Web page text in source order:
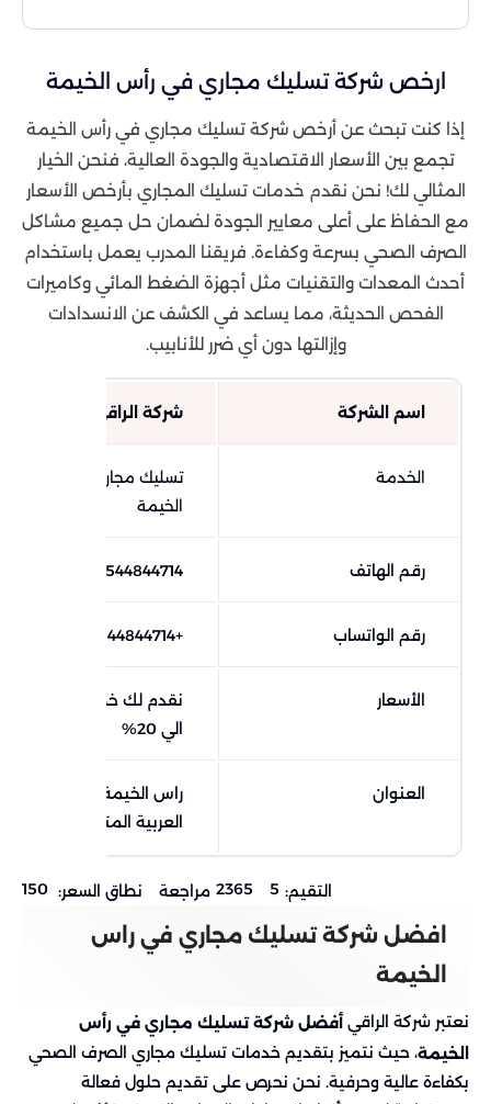
ارخص شركة تسليك مجاري في رأس الخيمة
إذا كنت تبحث عن أرخص شركة تسليك مجاري في رأس الخيمة
تجمع بين الأسعار الاقتصادية والجودة العالية، فنحن الخيار
المثالي لك! نحن نقدم خدمات تسليك المجاري بأرخص الأسعار
مع الحفاظ على أعلى معايير الجودة لضمان حل جميع مشاكل
الصرف الصحي بسرعة وكفاءة. فريقنا المدرب يعمل باستخدام
أحدث المعدات والتقنيات مثل أجهزة الضغط المائي وكاميرات
الفحص الحديثة، مما يساعد في الكشف عن الانسدادات
وإزالتها دون أي ضرر للأنابيب.
اسم الشركة شركة الراقي
الخدمة
تسليك مجاري في رأس
الخيمة
رقم الهاتف 0544844714
رقم الواتساب +971544844714
الأسعار
نقدم لك خصومات تصل
الي 20%
العنوان
راس الخيمة، الإمارات
العربية المتحدة
التقيم: 5
2365 مراجعة نطاق السعر:
افضل شركة تسليك مجاري في راس
الخيمة
نعتبر شركة الراقي أفضل شركة تسليك مجاري في رأس
الخيمة، حيث نتميز بتقديم خدمات تسليك مجاري الصرف الصحي
بكفاءة عالية وحرفية. نحن نحرص على تقديم حلول فعالة